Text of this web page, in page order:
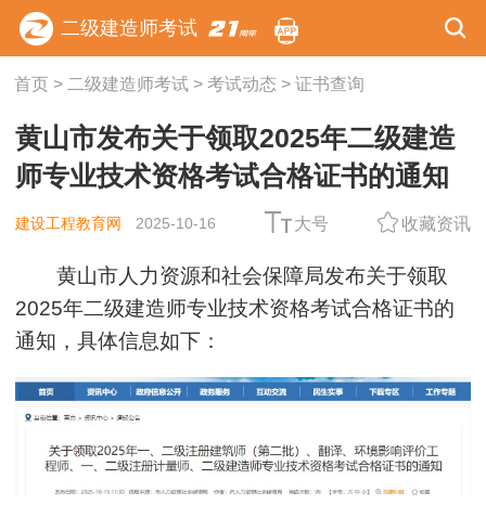
二级建造师考试
首页> 二级建造师考试> 考试动态 > 证书查询
黄山市发布关于领取2025年二级建造
师专业技术资格考试合格证书的通知
建设工程教育网 2025-10-16 大号 收藏资讯
黄山市人力资源和社会保障局发布关于领取
2025年二级建造师专业技术资格考试合格证书的
通知，具体信息如下：